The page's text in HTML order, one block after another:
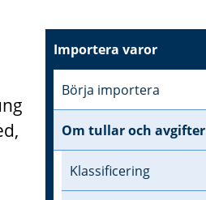
Importera varor
Börja importera
Om tullar och avgifter
Klassificering